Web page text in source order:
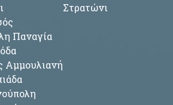
Παναγία
Αμμουλιανή
Στρατώνι